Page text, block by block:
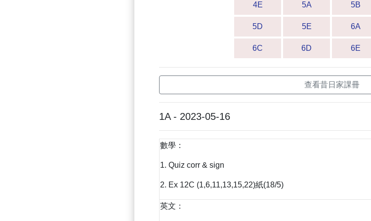
4E 5A 5B
5D 5E 6A
6C 6D 6E
查看昔日家課冊
1A - 2023-05-16
數學：
1. Quiz corr & sign
2. Ex 12C (1,6,11,13,15,22)紙(18/5)
英文：